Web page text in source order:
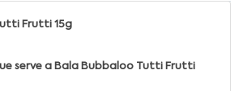
Frutti 15g
serve a Bala Bubbaloo Tutti Frutti